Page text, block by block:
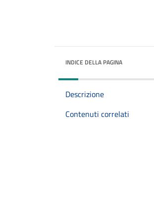
INDICE DELLA PAGINA
Descrizione
Contenuti correlati